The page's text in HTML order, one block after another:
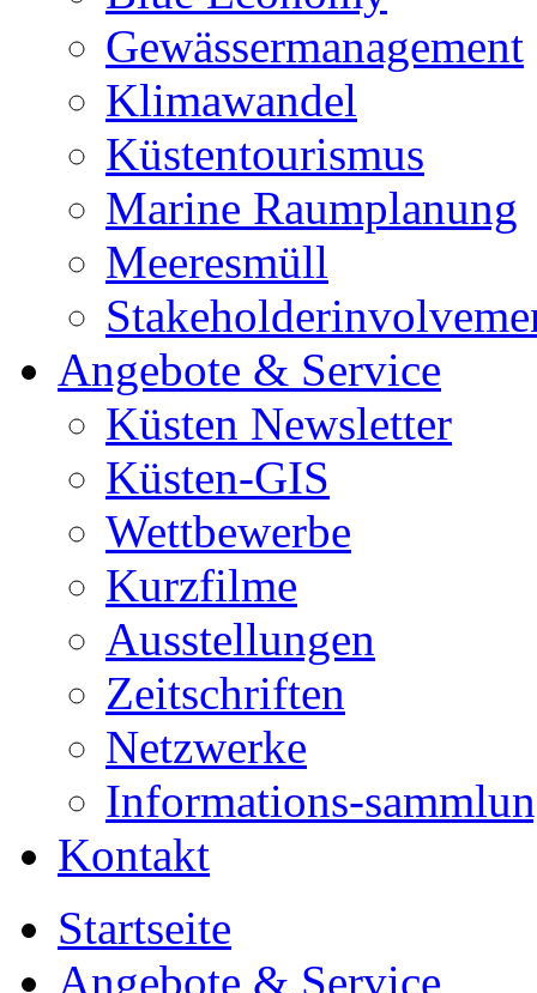
Gewässermanagement
Klimawandel
Küstentourismus
Marine Raumplanung
Meeresmüll
Angebote & Service
Küsten Newsletter
Küsten-GIS
Wettbewerbe
Kurzfilme
Ausstellungen
Zeitschriften
Netzwerke
Informations-
Kontakt
Startseite
Angebote & Service